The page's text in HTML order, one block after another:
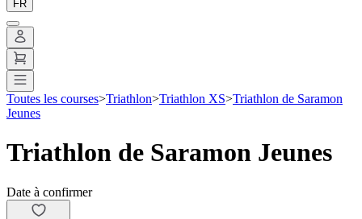
FR
Toutes les courses>Triathlon>Triathlon XS>Triathlon de Saramon
Jeunes
Triathlon de Saramon Jeunes
Date à confirmer